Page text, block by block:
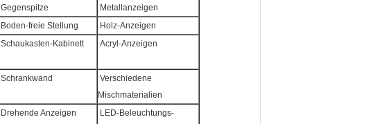
Gegenspitze
Metallanzeigen
Boden-freie Stellung
Holz-Anzeigen
Schaukasten-Kabinett Acryl-Anzeigen
Schrankwand
Verschiedene
Mischmaterialien
Drehende Anzeigen
LED-Beleuchtungs-